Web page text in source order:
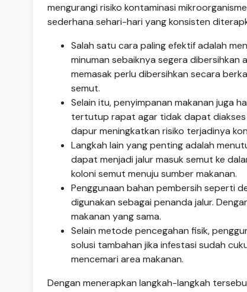
mengurangi risiko kontaminasi
sederhana sehari-hari yang konsisten
Salah satu cara paling efektif adalah
minuman sebaiknya segera dibersihkan
memasak perlu dibersihkan secara
semut.
Selain itu, penyimpanan makanan juga
tertutup rapat agar tidak dapat diakses
dapur meningkatkan risiko terjadinya
Langkah lain yang penting adalah
dapat menjadi jalur masuk semut ke
koloni semut menuju sumber makanan.
Penggunaan bahan pembersih seperti
digunakan sebagai penanda jalur.
makanan yang sama.
Selain metode pencegahan fisik,
solusi tambahan jika infestasi sudah
mencemari area makanan.
Dengan menerapkan langkah-langkah